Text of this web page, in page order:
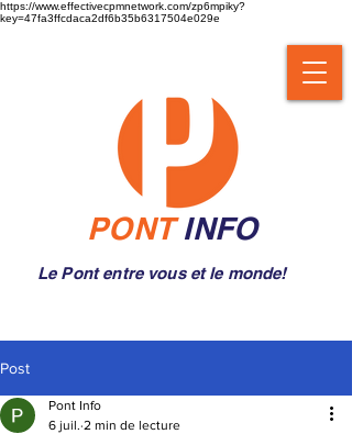
https://www.effectivecpmnetwork.com/zp6mpiky?
key=47fa3ffcdaca2df6b35b6317504e029e
PONTINFO
Le Pont entre vous et le monde!
Post
Pont Info
6 juil. 2 min de lecture